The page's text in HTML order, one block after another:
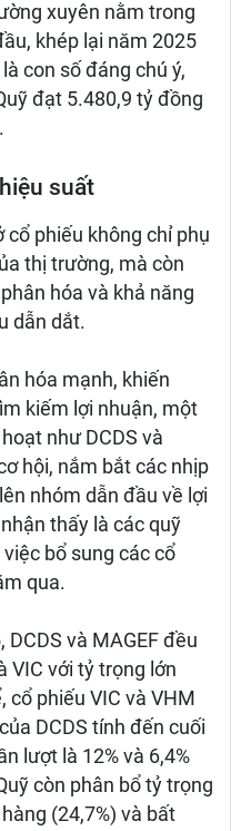
xuyên nằm trong
khép lại năm 2025
con số đáng chú ý,
đạt 5.480,9 tỷ đồng
suất
phiếu không chỉ phụ
thị trường, mà còn
hóa và khả năng
dẫn dắt.
hóa mạnh, khiến
kiếm lợi nhuận, một
như DCDS và
hội, nắm bắt các nhịp
nhóm dẫn đầu về lợi
thấy là các quỹ
việc bổ sung các cổ
qua.
và MAGEF đều
VIC với tỷ trọng lớn
phiếu VIC và VHM
DCDS tính đến cuối
lượt là 12% và 6,4%
còn phân bổ tỷ trọng
(24,7%) và bất